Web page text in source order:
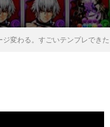
ジ変わる。すごいテンプレでき